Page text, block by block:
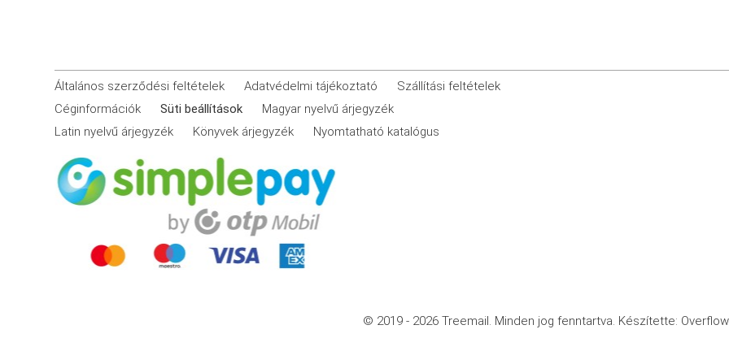
Általános szerződési feltételek Adatvédelmi tájékoztató
Szállítási feltételek
Céginformációk
Süti beállítások
Magyar nyelvű árjegyzék
Latin nyelvű árjegyzék
Könyvek árjegyzék Nyomtatható katalógus
© 2019 - 2026 Treemail. Minden jog fenntartva. Készítette: